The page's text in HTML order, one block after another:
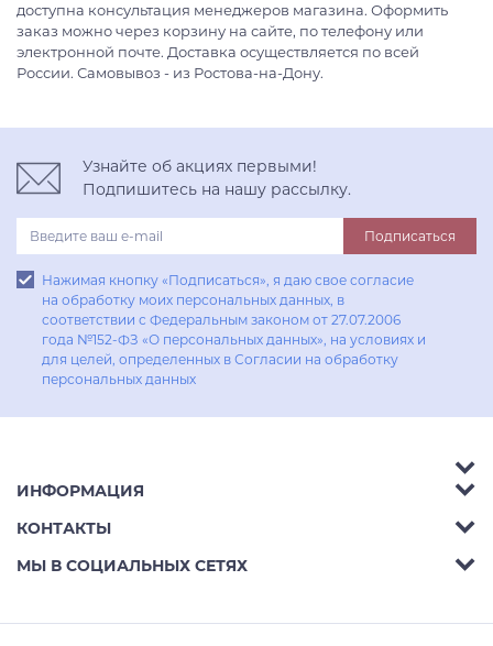
доступна консультация менеджеров магазина. Оформить
заказ можно через корзину на сайте, по телефону или
электронной почте. Доставка осуществляется по всей
России. Самовывоз - из Ростова-на-Дону.
Узнайте об акциях первыми!
Подпишитесь на нашу рассылку.
Подписаться
Нажимая кнопку «Подписаться», я даю свое согласие
на обработку моих персональных данных, в
соответствии с Федеральным законом от 27.07.2006
года №152-ФЗ «О персональных данных», на условиях и
для целей, определенных в Согласии на обработку
персональных данных
Аксессуары
Гостиные
Кухни
Кабинеты
ИНФОРМАЦИЯ
Акции
Доставка
КОНТАКТЫ
Телефон: 8 (800) 302-42-39
МЫ В СОЦИАЛЬНЫХ СЕТЯХ